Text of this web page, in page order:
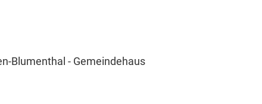
Blumenthal - Gemeindehaus